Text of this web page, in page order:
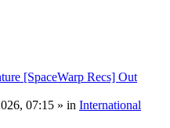
[SpaceWarp Recs] Out
07:15 » in International